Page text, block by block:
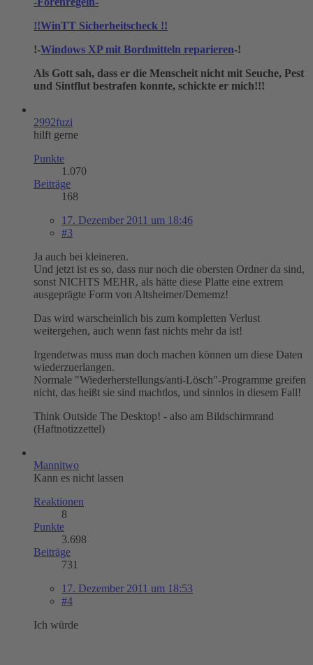
!!WinTT Sicherheitscheck !!
!-Windows XP mit Bordmitteln reparieren-!
Als Gott sah, dass er die Menscheit nicht mit Seuche, Pest
und Sintflut bestrafen konnte, schickte er mich!!!
2992fuzi
hilft gerne
Punkte
1.070
Beiträge
168
17. Dezember 2011 um 18:46
#3
Ja auch bei kleineren.
Und jetzt ist es so, dass nur noch die obersten Ordner da sind,
sonst NICHTS MEHR, als hätte diese Platte eine extrem
ausgeprägte Form von Altsheimer/Dememz!
Das wird warscheinlich bis zum kompletten Verlust
weitergehen, auch wenn fast nichts mehr da ist!
Irgendetwas muss man doch machen können um diese Daten
wiederzuerlangen.
Normale "Wiederherstellungs/anti-Lösch"-Programme greifen
nicht, das heißt sie sind machtlos, und sinnlos in diesem Fall!
Think Outside The Desktop! - also am Bildschirmrand
(Haftnotizzettel)
Mannitwo
Kann es nicht lassen
Reaktionen
8
Punkte
3.698
Beiträge
731
17. Dezember 2011 um 18:53
#4
Ich würde